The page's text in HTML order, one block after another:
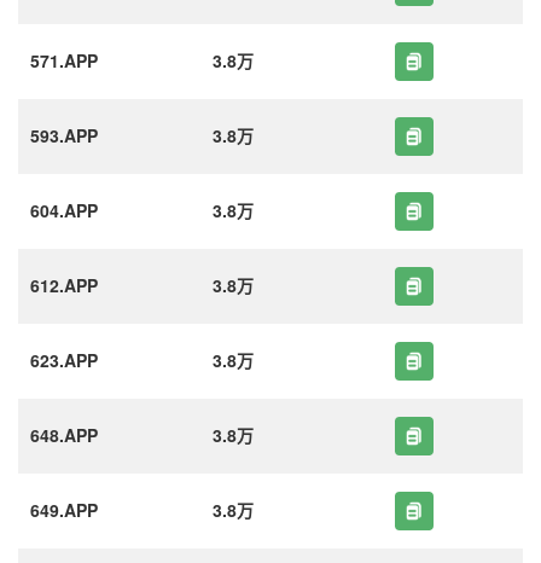
571.APP 3.8万
593.APP 3.8万
604.APP 3.8万
612.APP 3.8万
623.APP 3.8万
648.APP 3.8万
649.APP 3.8万